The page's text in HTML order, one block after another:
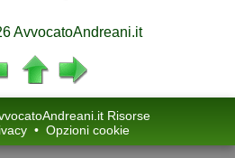
AvvocatoAndreani.it
Risorse
• Opzioni cookie